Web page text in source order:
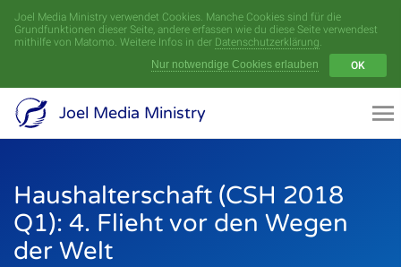
Joel Media Ministry verwendet Cookies. Manche Cookies sind für die
Grundfunktionen dieser Seite, andere erfassen wie du diese Seite verwendest
mithilfe von Matomo. Weitere Infos in der Datenschutzerklärung.
Nur notwendige Cookies erlauben
OK
Joel Media Ministry
Haushalterschaft (CSH 2018
Q1): 4. Flieht vor den Wegen
der Welt
Menü
Videoarchiv
Serien
Sprecher